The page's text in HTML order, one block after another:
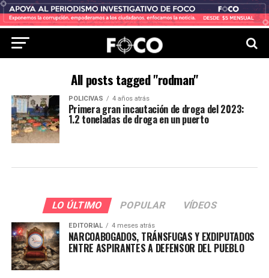
All posts tagged "rodman"
POLICIVAS 4 años atrás
Primera gran incautación de droga del 2023:
1.2 toneladas de droga en un puerto
LO ÚLTIMO POPULAR VÍDEOS
EDITORIAL 4 meses atrás
NARCOABOGADOS, TRÁNSFUGAS Y EXDIPUTADOS
ENTRE ASPIRANTES A DEFENSOR DEL PUEBLO